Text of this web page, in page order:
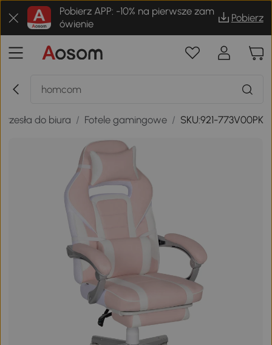
Pobierz APP: -10% na pierwsze zam
ówienie
Pobierz
Krzesła do biura / Fotele gamingowe / SKU:921-773V00PK